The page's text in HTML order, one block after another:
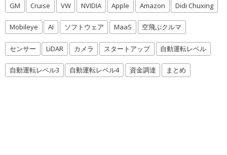
GM Cruise VW NVIDIA Apple Amazon Didi Chuxing
Mobileye AI ソフトウェア MaaS 空飛ぶクルマ
センサー LiDAR カメラ スタートアップ 自動運転レベル
自動運転レベル3 自動運転レベル4 資金調達 まとめ